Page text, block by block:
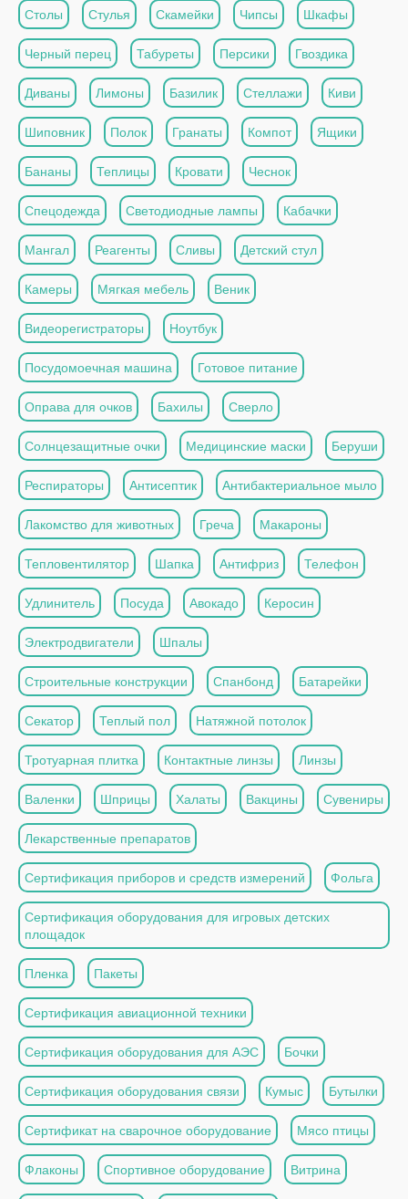
Столы Стулья Скамейки Чипсы Шкафы
Черный перец Табуреты Персики Гвоздика
Диваны Лимоны Базилик Стеллажи Киви
Шиповник Полок Гранаты Компот Ящики
Бананы Теплицы Кровати Чеснок
Спецодежда Светодиодные лампы Кабачки
Мангал Реагенты Сливы Детский стул
Камеры Мягкая мебель Веник
Видеорегистраторы Ноутбук
Посудомоечная машина Готовое питание
Оправа для очков Бахилы Сверло
Солнцезащитные очки Медицинские маски Беруши
Респираторы Антисептик Антибактериальное мыло
Лакомство для животных Греча Макароны
Тепловентилятор Шапка Антифриз Телефон
Удлинитель Посуда Авокадо Керосин
Электродвигатели Шпалы
Строительные конструкции Спанбонд Батарейки
Секатор Теплый пол Натяжной потолок
Тротуарная плитка Контактные линзы Линзы
Валенки Шприцы Халаты Вакцины Сувениры
Лекарственные препаратов
Сертификация приборов и средств измерений Фольга
Сертификация оборудования для игровых детских
площадок
Пленка Пакеты
Сертификация авиационной техники
Сертификация оборудования для АЭС Бочки
Сертификация оборудования связи Кумыс Бутылки
Сертификат на сварочное оборудование Мясо птицы
Флаконы Спортивное оборудование Витрина